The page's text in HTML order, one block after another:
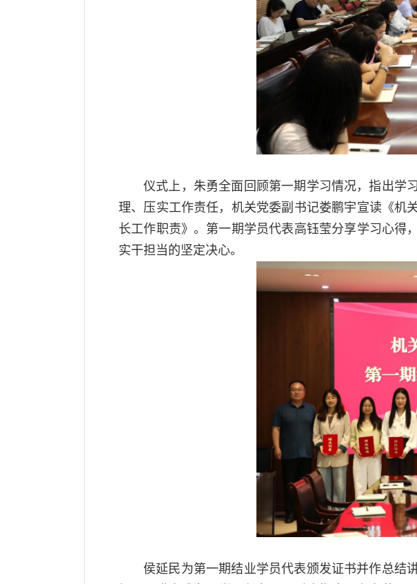
仪式上，朱勇全面回顾第一期学习情况，指出学
理、压实工作责任，机关党委副书记娄鹏宇宣读《机
长工作职责》。第一期学员代表高钰莹分享学习心得
实干担当的坚定决心。
侯延民为第一期结业学员代表颁发证书并作总结